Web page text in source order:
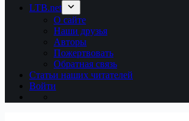
LTB.net
О сайте
Наши друзья
Авторы
Пожертвовать
Обратная связь
Статьи наших читателей
Войти